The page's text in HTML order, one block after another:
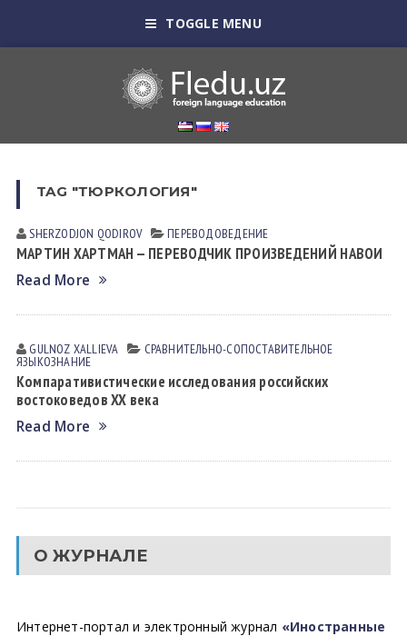
TOGGLE MENU
TAG "ТЮРКОЛОГИЯ"
SHERZODJON QODIROV ПЕРЕВОДОВЕДЕНИЕ
МАРТИН ХАРТМАН — ПЕРЕВОДЧИК ПРОИЗВЕДЕНИЙ НАВОИ
Read More
GULNOZ XАLLIEVА СРАВНИТЕЛЬНО-СОПОСТАВИТЕЛЬНОЕ
ЯЗЫКОЗНАНИЕ
Компаративистические исследования российских
востоковедов XX века
Read More
О ЖУРНАЛЕ
Интернет-портал и электронный журнал «Иностранные